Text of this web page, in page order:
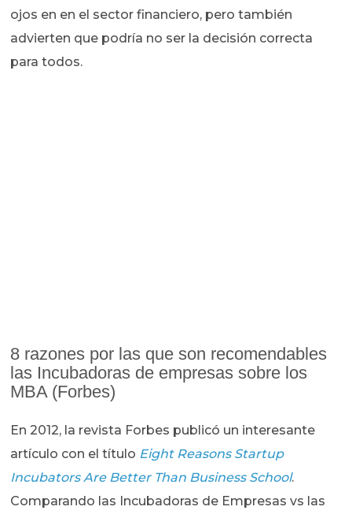
ojos en en el sector financiero, pero también
advierten que podría no ser la decisión correcta
para todos.
8 razones por las que son recomendables
las Incubadoras de empresas sobre los
MBA (Forbes)
En 2012, la revista Forbes publicó un interesante
artículo con el título Eight Reasons Startup
Incubators Are Better Than Business School.
Comparando las Incubadoras de Empresas vs las